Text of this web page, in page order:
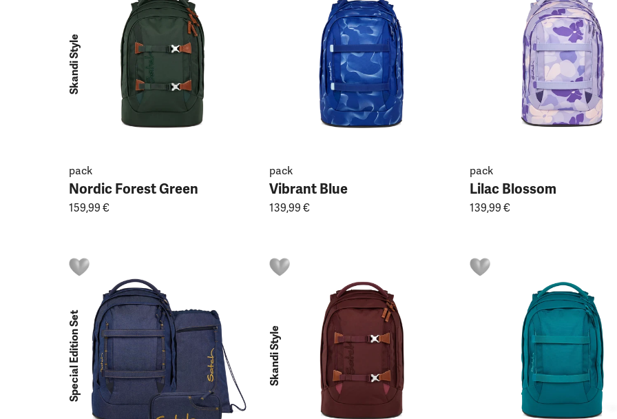
Skandi Style
pack
Nordic Forest Green
159,99 €
pack
Vibrant Blue
139,99 €
pack
Lilac Blossom
139,99 €
Special Edition Set Skandi Style